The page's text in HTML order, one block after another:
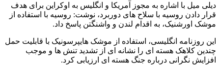
دیلی میل با اشاره به مجوز آمریکا و انگلیس به اوکراین برای هدف
قرار دادن روسیه با سلاح های دوربرد، نوشت: روسیه با استفاده از
موشک اورشنیک، به اقدام لندن و واشنگتن پاسخ داد.
این روزنامه انگلیسی، استفاده از موشک هایپرسونیک با قابلیت حمل
چندین کلاهک هسته ای را نشانه ای از تشدید تنش ها و موجب
افزایش نگرانی درباره جنگ هسته ای ارزیابی کرد.